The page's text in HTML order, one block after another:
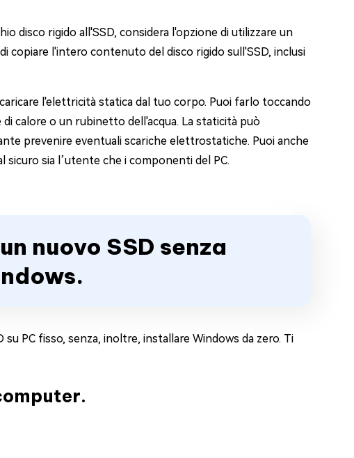
disco rigido all'SSD, considera l'opzione di utilizzare un
copiare l'intero contenuto del disco rigido sull'SSD, inclusi
l'elettricità statica dal tuo corpo. Puoi farlo toccando
calore o un rubinetto dell'acqua. La staticità può
prevenire eventuali scariche elettrostatiche. Puoi anche
sia l’utente che i componenti del PC.
nuovo SSD senza
PC fisso, senza, inoltre, installare Windows da zero. Ti